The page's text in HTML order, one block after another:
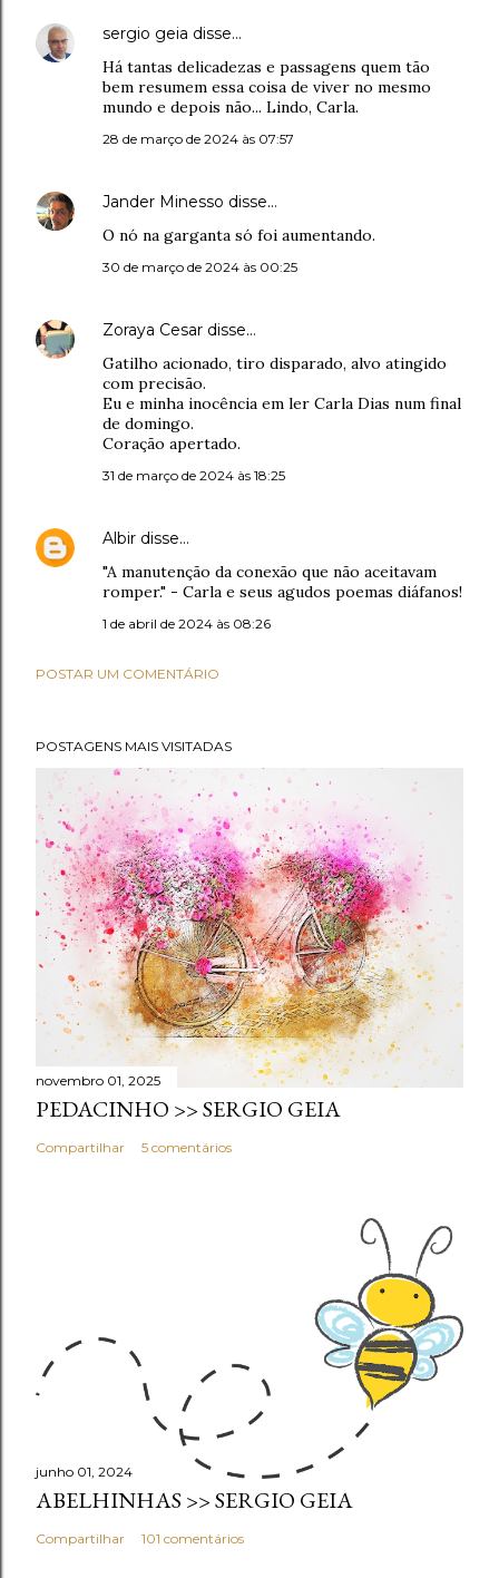
sergio geia disse…
Há tantas delicadezas e passagens quem tão
bem resumem essa coisa de viver no mesmo
mundo e depois não... Lindo, Carla.
28 de março de 2024 às 07:57
Jander Minesso disse…
O nó na garganta só foi aumentando.
30 de março de 2024 às 00:25
Zoraya Cesar disse…
Gatilho acionado, tiro disparado, alvo atingido
com precisão.
Eu e minha inocência em ler Carla Dias num final
de domingo.
Coração apertado.
31 de março de 2024 às 18:25
Albir disse…
"A manutenção da conexão que não aceitavam
romper." - Carla e seus agudos poemas diáfanos!
1 de abril de 2024 às 08:26
POSTAR UM COMENTÁRIO
POSTAGENS MAIS VISITADAS
novembro 01, 2025
PEDACINHO >> SERGIO GEIA
Compartilhar 5 comentários
junho 01, 2024
ABELHINHAS >> SERGIO GEIA
Compartilhar 101 comentários